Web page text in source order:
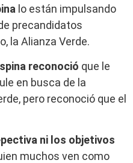
lo están impulsando
precandidatos
la Alianza Verde.
reconoció que le
en busca de la
pero reconoció que el
ni los objetivos
muchos ven como